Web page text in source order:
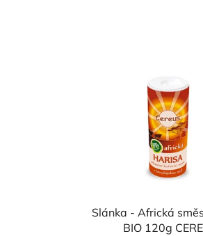
Slánka - Africká
BIO 120g